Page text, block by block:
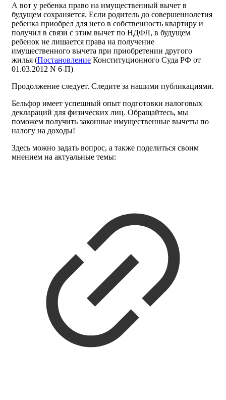
А вот у ребенка право на имущественный вычет в
будущем сохраняется. Если родитель до совершеннолетия
ребенка приобрел для него в собственность квартиру и
получил в связи с этим вычет по НДФЛ, в будущем
ребенок не лишается права на получение
имущественного вычета при приобретении другого
жилья (Постановление Конституционного Суда РФ от
01.03.2012 N 6-П)
Продолжение следует. Следите за нашими публикациями.
Бельфор имеет успешный опыт подготовки налоговых
деклараций для физических лиц. Обращайтесь, мы
поможем получить законные имущественные вычеты по
налогу на доходы!
Здесь можно задать вопрос, а также поделиться своим
мнением на актуальные темы: